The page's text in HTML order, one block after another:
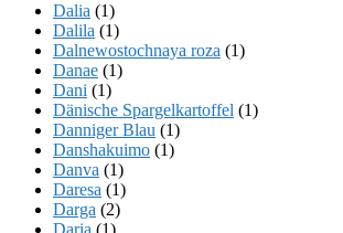
Dalia (1)
Dalila (1)
Dalnewostochnaya roza (1)
Danae (1)
Dani (1)
Dänische Spargelkartoffel (1)
Danniger Blau (1)
Danshakuimo (1)
Danva (1)
Daresa (1)
Darga (2)
Daria (1)